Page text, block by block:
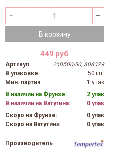
В корзину
449 руб
Артикул:
260500-50, 808079
В упаковке:
50 шт.
Мин. партия:
1 упак
В наличии на Фрунзе:
2 упак
В наличии на Ватутина:
0 упак
Скоро на Фрунзе:
0 упак
Скоро на Ватутина:
0 упак
Производитель: